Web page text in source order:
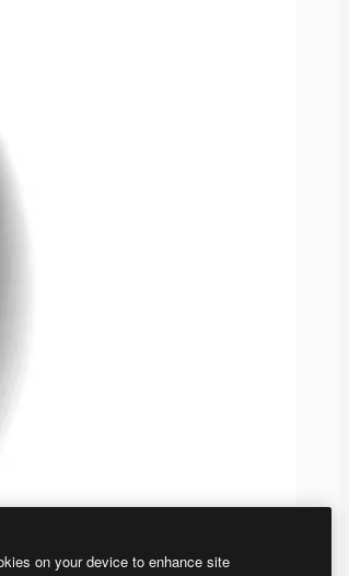
on your device to enhance site